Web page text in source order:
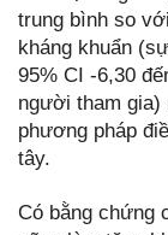
trung bình so
kháng khuẩn
95% CI -6,30
người tham gia)
phương pháp
tây.
Có bằng chứng